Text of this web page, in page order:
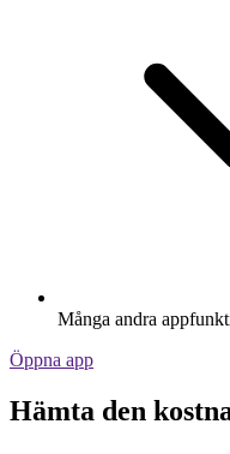
Många andra
Öppna app
Hämta den